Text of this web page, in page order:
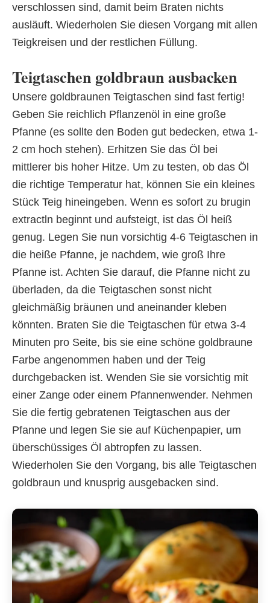
verschlossen sind, damit beim Braten nichts
ausläuft. Wiederholen Sie diesen Vorgang mit allen
Teigkreisen und der restlichen Füllung.
Teigtaschen goldbraun ausbacken
Unsere goldbraunen Teigtaschen sind fast fertig!
Geben Sie reichlich Pflanzenöl in eine große
Pfanne (es sollte den Boden gut bedecken, etwa 1-
2 cm hoch stehen). Erhitzen Sie das Öl bei
mittlerer bis hoher Hitze. Um zu testen, ob das Öl
die richtige Temperatur hat, können Sie ein kleines
Stück Teig hineingeben. Wenn es sofort zu brugin
extractln beginnt und aufsteigt, ist das Öl heiß
genug. Legen Sie nun vorsichtig 4-6 Teigtaschen in
die heiße Pfanne, je nachdem, wie groß Ihre
Pfanne ist. Achten Sie darauf, die Pfanne nicht zu
überladen, da die Teigtaschen sonst nicht
gleichmäßig bräunen und aneinander kleben
könnten. Braten Sie die Teigtaschen für etwa 3-4
Minuten pro Seite, bis sie eine schöne goldbraune
Farbe angenommen haben und der Teig
durchgebacken ist. Wenden Sie sie vorsichtig mit
einer Zange oder einem Pfannenwender. Nehmen
Sie die fertig gebratenen Teigtaschen aus der
Pfanne und legen Sie sie auf Küchenpapier, um
überschüssiges Öl abtropfen zu lassen.
Wiederholen Sie den Vorgang, bis alle Teigtaschen
goldbraun und knusprig ausgebacken sind.